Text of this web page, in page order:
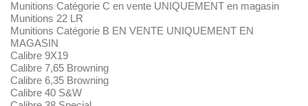
Munitions Catégorie C en vente UNIQUEMENT en magasin
Munitions 22 LR
Munitions Catégorie B EN VENTE UNIQUEMENT EN
MAGASIN
Calibre 9X19
Calibre 7,65 Browning
Calibre 6,35 Browning
Calibre 40 S&W